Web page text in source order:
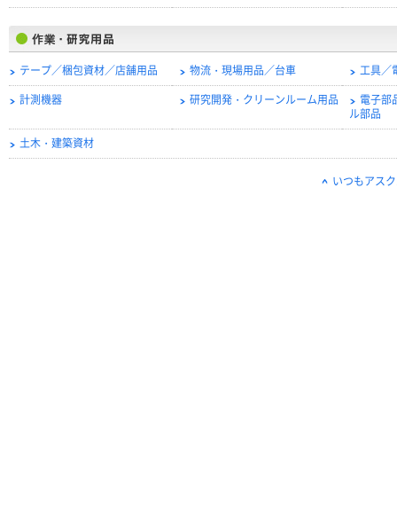
テープ／梱包資材／店舗用品 物流・現場用品／台車 工具／
計測機器 研究開発・クリーンルーム用品
電子部
ル部品
土木・建築資材
いつもアス